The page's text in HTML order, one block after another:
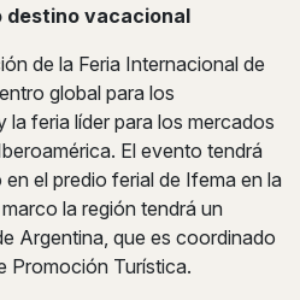
destino vacacional
de la Feria Internacional de
global para los
la feria líder para los mercados
El evento tendrá
el predio ferial de Ifema en la
la región tendrá un
Argentina, que es coordinado
Promoción Turística.